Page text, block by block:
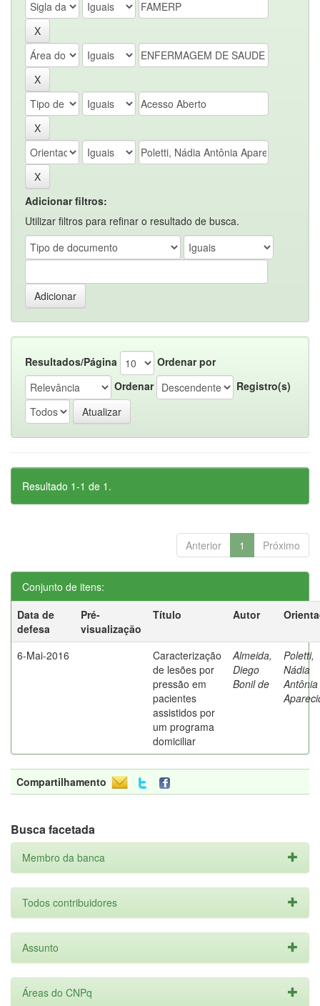
Adicionar filtros:
Utilizar filtros para refinar o resultado de busca.
Resultados/Página
Ordenar por
Ordenar
Registro(s)
Resultado 1-1 de 1.
Anterior 1 Próximo
Conjunto de itens:
Data de
defesa
Pré-
visualização
Título Autor
6-Mai-2016
Caracterização
de lesões por
pressão em
pacientes
assistidos por
um programa
domiciliar
Almeida,
Diego
Bonil de
Poletti,
Nádia
Antônia
Compartilhamento
Busca facetada
Membro da banca
Todos contribuidores
Assunto
Áreas do CNPq